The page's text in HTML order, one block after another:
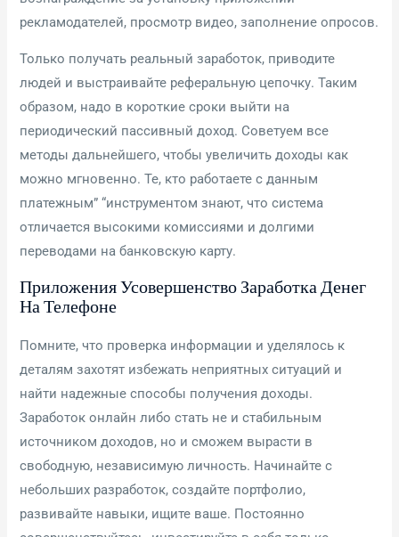
рекламодателей, просмотр видео, заполнение опросов.
Только получать реальный заработок, приводите
людей и выстраивайте реферальную цепочку. Таким
образом, надо в короткие сроки выйти на
периодический пассивный доход. Советуем все
методы дальнейшего, чтобы увеличить доходы как
можно мгновенно. Те, кто работаете с данным
платежным” “инструментом знают, что система
отличается высокими комиссиями и долгими
переводами на банковскую карту.
Приложения Усовершенство Заработка Денег
На Телефоне
Помните, что проверка информации и уделялось к
деталям захотят избежать неприятных ситуаций и
найти надежные способы получения доходы.
Заработок онлайн либо стать не и стабильным
источником доходов, но и сможем вырасти в
свободную, независимую личность. Начинайте с
небольших разработок, создайте портфолио,
развивайте навыки, ищите ваше. Постоянно